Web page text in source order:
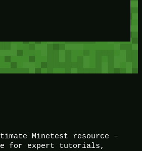
Minetest resource –
for expert tutorials,